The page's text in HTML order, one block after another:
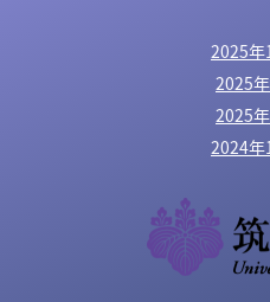
2025年
2025
2025
2024年